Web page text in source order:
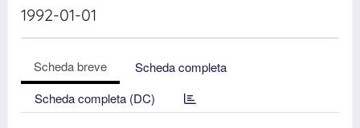
1992-01-01
Scheda breve
Scheda completa
Scheda completa (DC)